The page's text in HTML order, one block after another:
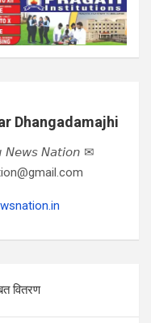
Dhangadamajhi
𝘕𝘦𝘸𝘴 𝘕𝘢𝘵𝘪𝘰𝘯 ✉
वितरण